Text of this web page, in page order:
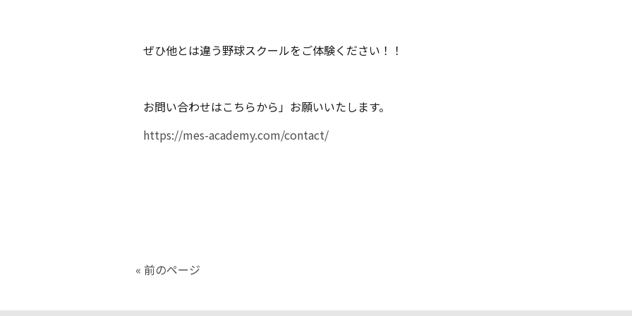
ぜひ他とは違う野球スクールをご体験ください！！
お問い合わせはこちらから」お願いいたします。
https://mes-academy.com/contact/
« 前のページ